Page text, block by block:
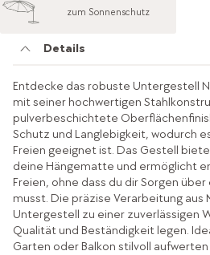
zum Sonnenschutz
Details
Entdecke das robuste Untergestell
mit seiner hochwertigen
pulverbeschichtete
Schutz und Langlebigkeit, wodurch
Freien geeignet ist. Das Gestell
deine Hängematte und ermöglicht
Freien, ohne dass du dir Sorgen
musst. Die präzise Verarbeitung aus
Untergestell zu einer zuverlässigen
Qualität und Beständigkeit legen.
Garten oder Balkon stilvoll